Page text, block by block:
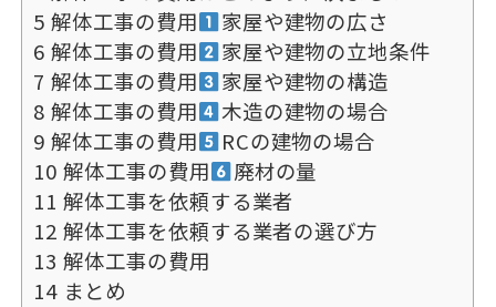
5 解体工事の費用
家屋や建物の広さ
6 解体工事の費用
家屋や建物の立地条件
7 解体工事の費用
家屋や建物の構造
8 解体工事の費用
木造の建物の場合
9 解体工事の費用
RCの建物の場合
10 解体工事の費用
廃材の量
11 解体工事を依頼する業者
12 解体工事を依頼する業者の選び方
13 解体工事の費用
14 まとめ